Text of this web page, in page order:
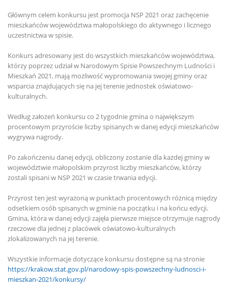
Głównym celem konkursu jest promocja NSP 2021 oraz zachęcenie
mieszkańców województwa małopolskiego do aktywnego i licznego
uczestnictwa w spisie.
Konkurs adresowany jest do wszystkich mieszkańców województwa,
którzy poprzez udział w Narodowym Spisie Powszechnym Ludności i
Mieszkań 2021, mają możliwość wypromowania swojej gminy oraz
wsparcia znajdujących się na jej terenie jednostek oświatowo-
kulturalnych.
Według założeń konkursu co 2 tygodnie gmina o największym
procentowym przyroście liczby spisanych w danej edycji mieszkańców
wygrywa nagrody.
Po zakończeniu danej edycji, obliczony zostanie dla każdej gminy w
województwie małopolskim przyrost liczby mieszkańców, którzy
zostali spisani w NSP 2021 w czasie trwania edycji.
Przyrost ten jest wyrażoną w punktach procentowych różnicą między
odsetkiem osób spisanych w gminie na początku i na końcu edycji.
Gmina, która w danej edycji zajęła pierwsze miejsce otrzymuje nagrody
rzeczowe dla jednej z placówek oświatowo-kulturalnych
zlokalizowanych na jej terenie.
Wszystkie informacje dotyczące konkursu dostępne są na stronie
https://krakow.stat.gov.pl/narodowy-spis-powszechny-ludnosci-i-
mieszkan-2021/konkursy/